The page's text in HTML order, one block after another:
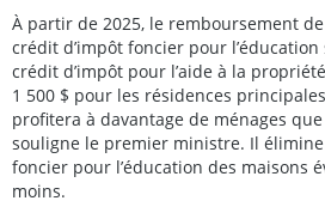
À partir de 2025, le remboursement
crédit d’impôt foncier pour
crédit d’impôt pour l’aide à la
1 500 $ pour les résidences
profitera à davantage de ménages
souligne le premier ministre. Il élimine
foncier pour l’éducation des maisons
moins.